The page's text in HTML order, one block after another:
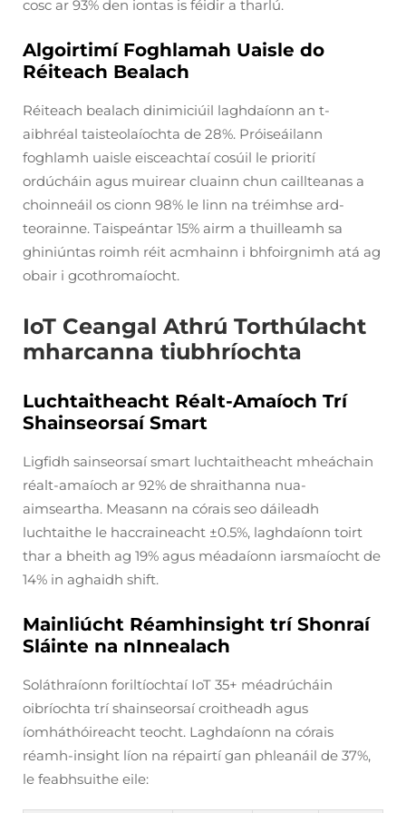
cosc ar 93% den iontas is féidir a tharlú.
Algoirtimí Foghlamah Uaisle do
Réiteach Bealach
Réiteach bealach dinimiciúil laghdaíonn an t-
aibhréal taisteolaíochta de 28%. Próiseáilann
foghlamh uaisle eisceachtaí cosúil le priorití
ordúcháin agus muirear cluainn chun caillteanas a
choinneáil os cionn 98% le linn na tréimhse ard-
teorainne. Taispeántar 15% airm a thuilleamh sa
ghiniúntas roimh réit acmhainn i bhfoirgnimh atá ag
obair i gcothromaíocht.
IoT Ceangal Athrú Torthúlacht
mharcanna tiubhríochta
Luchtaitheacht Réalt-Amaíoch Trí
Shainseorsaí Smart
Ligfidh sainseorsaí smart luchtaitheacht mheáchain
réalt-amaíoch ar 92% de shraithanna nua-
aimseartha. Measann na córais seo dáileadh
luchtaithe le haccraineacht ±0.5%, laghdaíonn toirt
thar a bheith ag 19% agus méadaíonn iarsmaíocht de
14% in aghaidh shift.
Mainliúcht Réamhinsight trí Shonraí
Sláinte na nInnealach
Soláthraíonn foriltíochtaí IoT 35+ méadrúcháin
oibríochta trí shainseorsaí croitheadh agus
íomháthóireacht teocht. Laghdaíonn na córais
réamh-insight líon na répairtí gan phleanáil de 37%,
le feabhsuithe eile: